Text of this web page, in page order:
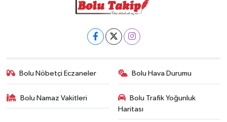
Bolu Nöbetçi Eczaneler Bolu Hava Durumu
Bolu Namaz Vakitleri
Bolu Trafik Yoğunluk
Haritası